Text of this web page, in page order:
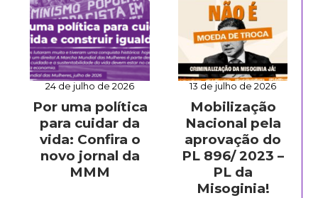
24 de julho de 2026
Por uma política
para cuidar da
vida: Confira o
novo jornal da
MMM
13 de julho de 2026
Mobilização
Nacional pela
aprovação do
PL 896/ 2023 –
PL da
Misoginia!